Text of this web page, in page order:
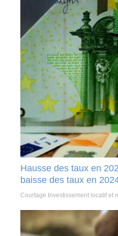
Hausse des taux en
baisse des taux en
Courtage Investissement locatif et